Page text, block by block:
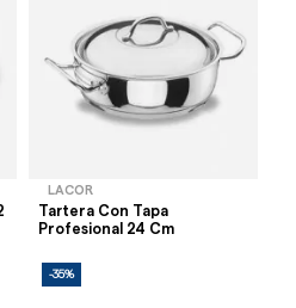
LACOR
Tartera Con Tapa
Profesional 24 Cm
-35%